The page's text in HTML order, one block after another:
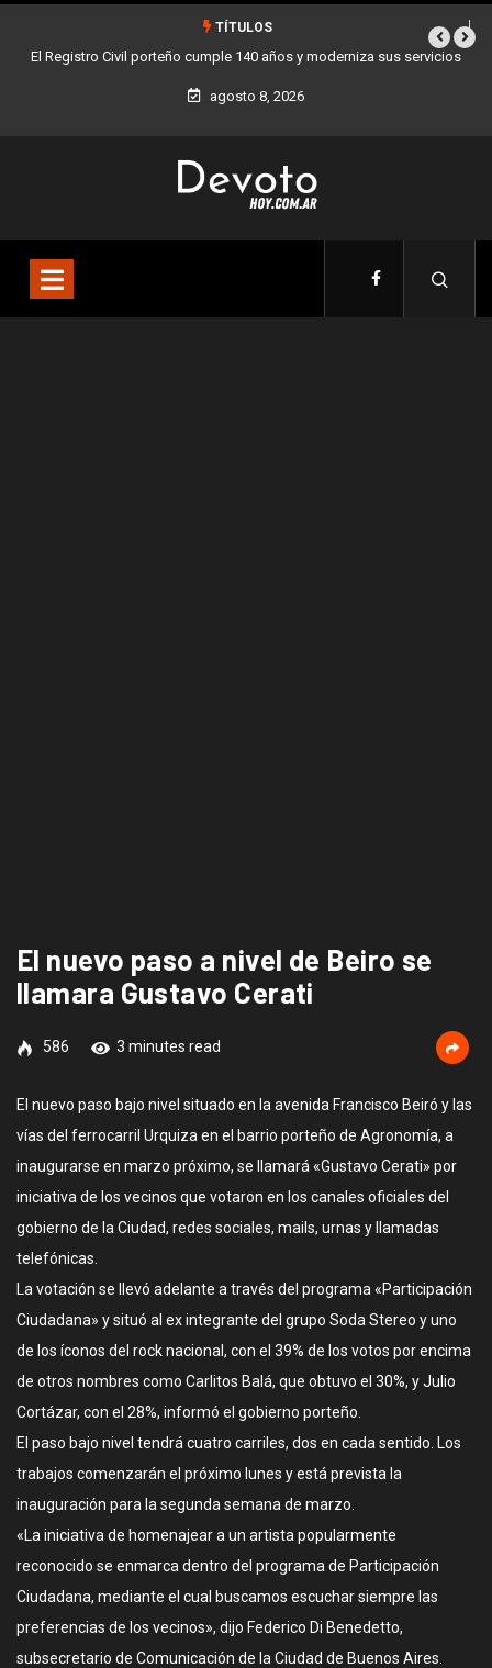
TÍTULOS
y moderniza sus servicios Buenos Aires sumó 12 nuevos Bares
agosto 8, 2026
El nuevo paso a nivel de Beiro se
llamara Gustavo Cerati
586 3 minutes read
El nuevo paso bajo nivel situado en la avenida Francisco Beiró y las
vías del ferrocarril Urquiza en el barrio porteño de Agronomía, a
inaugurarse en marzo próximo, se llamará «Gustavo Cerati» por
iniciativa de los vecinos que votaron en los canales oficiales del
gobierno de la Ciudad, redes sociales, mails, urnas y llamadas
telefónicas.
La votación se llevó adelante a través del programa «Participación
Ciudadana» y situó al ex integrante del grupo Soda Stereo y uno
de los íconos del rock nacional, con el 39% de los votos por encima
de otros nombres como Carlitos Balá, que obtuvo el 30%, y Julio
Cortázar, con el 28%, informó el gobierno porteño.
El paso bajo nivel tendrá cuatro carriles, dos en cada sentido. Los
trabajos comenzarán el próximo lunes y está prevista la
inauguración para la segunda semana de marzo.
«La iniciativa de homenajear a un artista popularmente
reconocido se enmarca dentro del programa de Participación
Ciudadana, mediante el cual buscamos escuchar siempre las
preferencias de los vecinos», dijo Federico Di Benedetto,
subsecretario de Comunicación de la Ciudad de Buenos Aires.